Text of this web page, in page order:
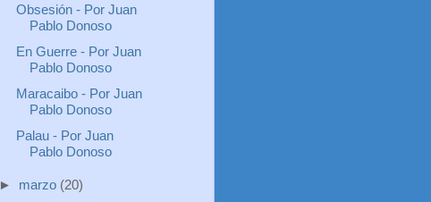
Obsesión - Por Juan
Pablo Donoso
En Guerre - Por Juan
Pablo Donoso
Maracaibo - Por Juan
Pablo Donoso
Palau - Por Juan
Pablo Donoso
► marzo (20)